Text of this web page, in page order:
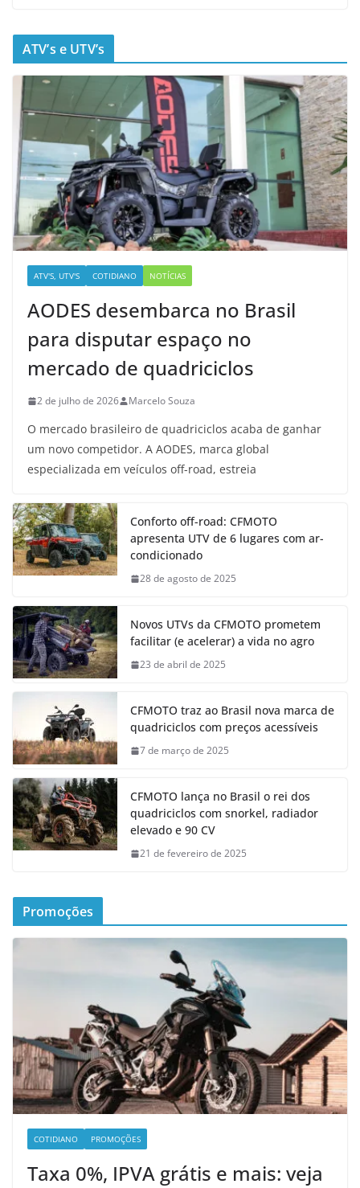
ATV’s e UTV’s
ATV'S, UTV'S COTIDIANO NOTÍCIAS
AODES desembarca no Brasil
para disputar espaço no
mercado de quadriciclos
2 de julho de 2026 Marcelo Souza
O mercado brasileiro de quadriciclos acaba de ganhar
um novo competidor. A AODES, marca global
especializada em veículos off-road, estreia
Conforto off-road: CFMOTO
apresenta UTV de 6 lugares com ar-
condicionado
28 de agosto de 2025
Novos UTVs da CFMOTO prometem
facilitar (e acelerar) a vida no agro
23 de abril de 2025
CFMOTO traz ao Brasil nova marca de
quadriciclos com preços acessíveis
7 de março de 2025
CFMOTO lança no Brasil o rei dos
quadriciclos com snorkel, radiador
elevado e 90 CV
21 de fevereiro de 2025
Promoções
COTIDIANO PROMOÇÕES
Taxa 0%, IPVA grátis e mais: veja